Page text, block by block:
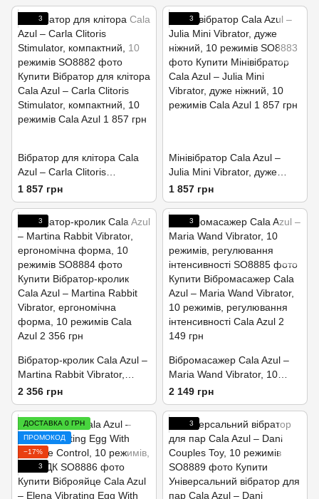
3
Вібратор для клітора Cala
Azul – Carla Clitoris
Stimulator, компактний, 10
режимів
1 857 грн
3
Мінівібратор Cala Azul –
Julia Mini Vibrator, дуже
ніжний, 10 режимів
1 857 грн
3
Вібратор-кролик Cala Azul –
Martina Rabbit Vibrator,
ергономічна форма, 10
режимів
2 356 грн
3
Вібромасажер Cala Azul –
Maria Wand Vibrator, 10
режимів, регулювання
інтенсивності
2 149 грн
ДОСТАВКА 0 ГРН
ПРОМОКОД
−17%
3
3